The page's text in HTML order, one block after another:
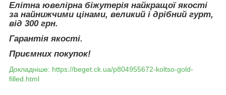
Елітна ювелірна біжутерія найкращої якості
за найнижчими цінами, великий і дрібний гурт,
від 300 грн.
Гарантія якості.
Приємних покупок!
Докладніше: https://beget.ck.ua/p804955672-koltso-gold-
filled.html